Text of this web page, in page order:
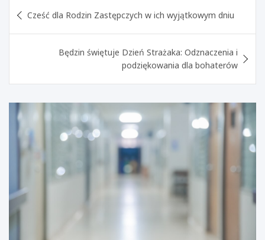
wpisu
Cześć dla Rodzin Zastępczych w ich wyjątkowym dniu
Będzin świętuje Dzień Strażaka: Odznaczenia i
podziękowania dla bohaterów